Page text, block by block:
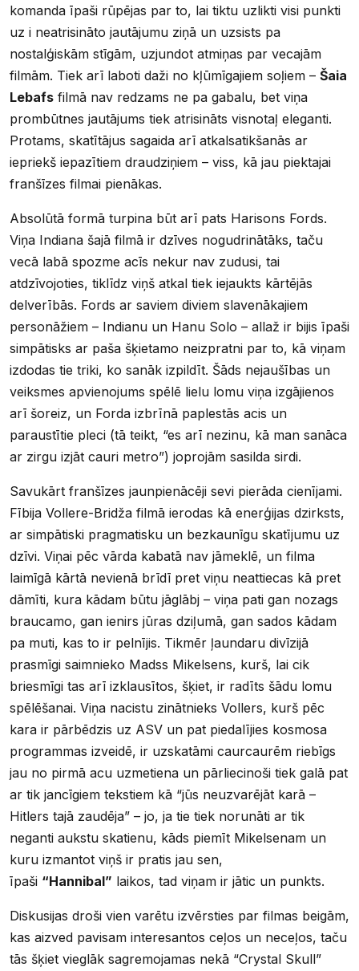
komanda īpaši rūpējas par to, lai tiktu uzlikti visi punkti
uz i neatrisināto jautājumu ziņā un uzsists pa
nostalģiskām stīgām, uzjundot atmiņas par vecajām
filmām. Tiek arī laboti daži no kļūmīgajiem soļiem – Šaia
Lebafs filmā nav redzams ne pa gabalu, bet viņa
prombūtnes jautājums tiek atrisināts visnotaļ eleganti.
Protams, skatītājus sagaida arī atkalsatikšanās ar
iepriekš iepazītiem draudziņiem – viss, kā jau piektajai
franšīzes filmai pienākas.
Absolūtā formā turpina būt arī pats Harisons Fords.
Viņa Indiana šajā filmā ir dzīves nogudrinātāks, taču
vecā labā spozme acīs nekur nav zudusi, tai
atdzīvojoties, tiklīdz viņš atkal tiek iejaukts kārtējās
delverībās. Fords ar saviem diviem slavenākajiem
personāžiem – Indianu un Hanu Solo – allaž ir bijis īpaši
simpātisks ar paša šķietamo neizpratni par to, kā viņam
izdodas tie triki, ko sanāk izpildīt. Šāds nejaušības un
veiksmes apvienojums spēlē lielu lomu viņa izgājienos
arī šoreiz, un Forda izbrīnā paplestās acis un
paraustītie pleci (tā teikt, “es arī nezinu, kā man sanāca
ar zirgu izjāt cauri metro”) joprojām sasilda sirdi.
Savukārt franšīzes jaunpienācēji sevi pierāda cienījami.
Fībija Vollere-Bridža filmā ierodas kā enerģijas dzirksts,
ar simpātiski pragmatisku un bezkaunīgu skatījumu uz
dzīvi. Viņai pēc vārda kabatā nav jāmeklē, un filma
laimīgā kārtā nevienā brīdī pret viņu neattiecas kā pret
dāmīti, kura kādam būtu jāglābj – viņa pati gan nozags
braucamo, gan ienirs jūras dziļumā, gan sados kādam
pa muti, kas to ir pelnījis. Tikmēr ļaundaru divīzijā
prasmīgi saimnieko Madss Mikelsens, kurš, lai cik
briesmīgi tas arī izklausītos, šķiet, ir radīts šādu lomu
spēlēšanai. Viņa nacistu zinātnieks Vollers, kurš pēc
kara ir pārbēdzis uz ASV un pat piedalījies kosmosa
programmas izveidē, ir uzskatāmi caurcaurēm riebīgs
jau no pirmā acu uzmetiena un pārliecinoši tiek galā pat
ar tik jancīgiem tekstiem kā “jūs neuzvarējāt karā –
Hitlers tajā zaudēja” – jo, ja tie tiek norunāti ar tik
neganti aukstu skatienu, kāds piemīt Mikelsenam un
kuru izmantot viņš ir pratis jau sen,
īpaši “Hannibal” laikos, tad viņam ir jātic un punkts.
Diskusijas droši vien varētu izvērsties par filmas beigām,
kas aizved pavisam interesantos ceļos un neceļos, taču
tās šķiet vieglāk sagremojamas nekā “Crystal Skull”